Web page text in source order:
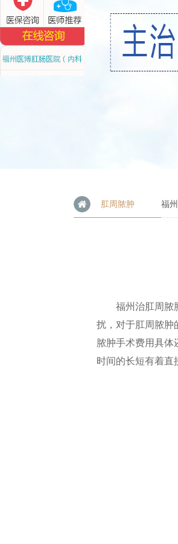
肛周脓肿 福
福州治肛周脓肿
扰，对于肛周脓肿
脓肿手术费用具
时间的长短有着直